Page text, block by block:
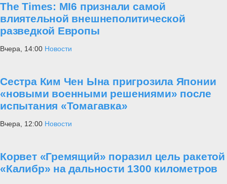
The Times: MI6 признали самой
влиятельной внешнеполитической
разведкой Европы
Вчера, 14:00 Новости
Сестра Ким Чен Ына пригрозила Японии
«новыми военными решениями» после
испытания «Томагавка»
Вчера, 12:00 Новости
Корвет «Гремящий» поразил цель ракетой
«Калибр» на дальности 1300 километров